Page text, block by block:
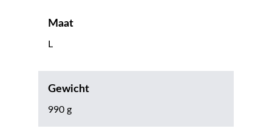
Maat
L
Gewicht
990 g